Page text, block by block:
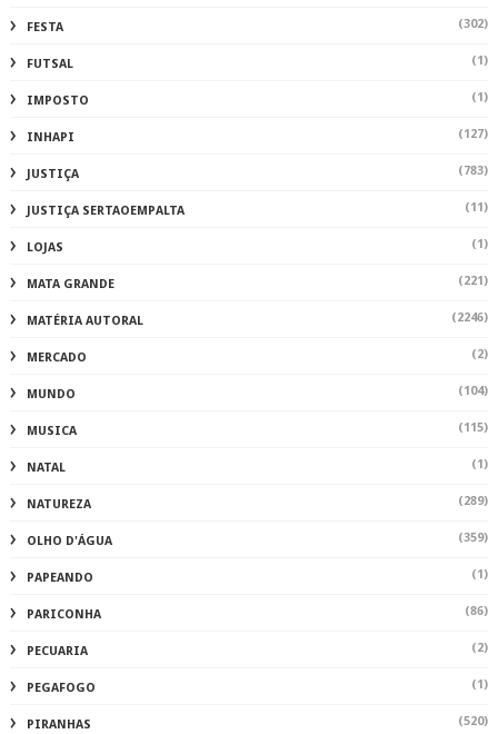
FESTA (302)
FUTSAL (1)
IMPOSTO (1)
INHAPI (127)
JUSTIÇA (783)
JUSTIÇA SERTAOEMPALTA (11)
LOJAS (1)
MATA GRANDE (221)
MATÉRIA AUTORAL (2246)
MERCADO (2)
MUNDO (104)
MUSICA (115)
NATAL (1)
NATUREZA (289)
OLHO D'ÁGUA (359)
PAPEANDO (1)
PARICONHA (86)
PECUARIA (2)
PEGAFOGO (1)
PIRANHAS (520)